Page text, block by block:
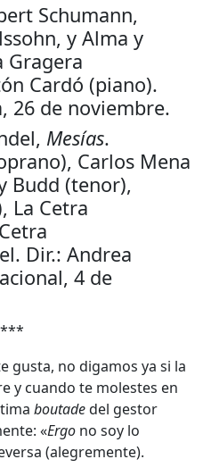
Schumann,
y Alma y
Gragera
Cardó (piano).
26 de noviembre.
Mesías.
Carlos Mena
Budd (tenor),
La Cetra
Dir.: Andrea
4 de
gusta, no digamos ya si la
y cuando te molestes en
boutadedel gestor
«Ergo no soy lo
(alegremente).